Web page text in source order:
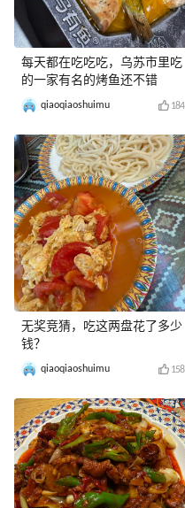
每天都在吃吃吃，乌苏市里吃
的一家有名的烤鱼还不错
qiaoqiaoshuimu 184
无奖竞猜，吃这两盘花了多少
钱？
qiaoqiaoshuimu 158